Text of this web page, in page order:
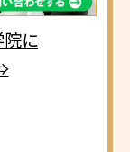
に